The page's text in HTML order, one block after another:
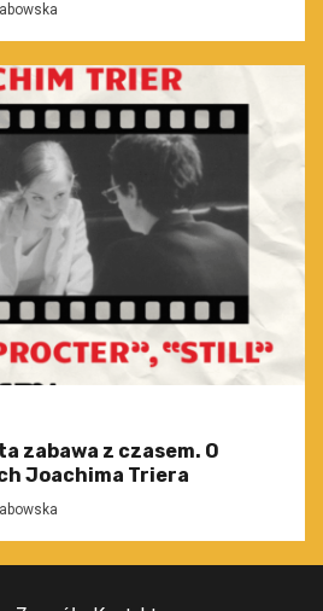
zabawa z czasem. O
Joachima Triera